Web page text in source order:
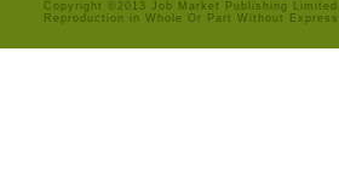
Copyright ©2013 Job Market Publishing
Reproduction in Whole Or Part Without